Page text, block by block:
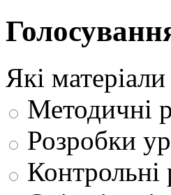
Які
Методичні
Розробки
Контрольні